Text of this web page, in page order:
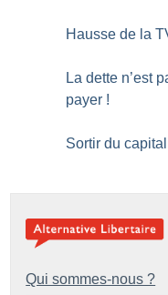
Hausse de la
La dette n’est
payer !
Sortir du
Qui sommes-nous ?